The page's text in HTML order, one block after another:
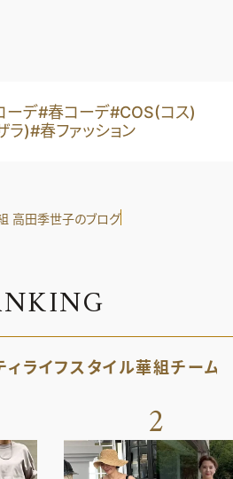
ーデ#春コーデ#COS(コス)
ラ)#春ファッション
高田季世子のブログ
NKING
ィライフスタイル華組チーム
2